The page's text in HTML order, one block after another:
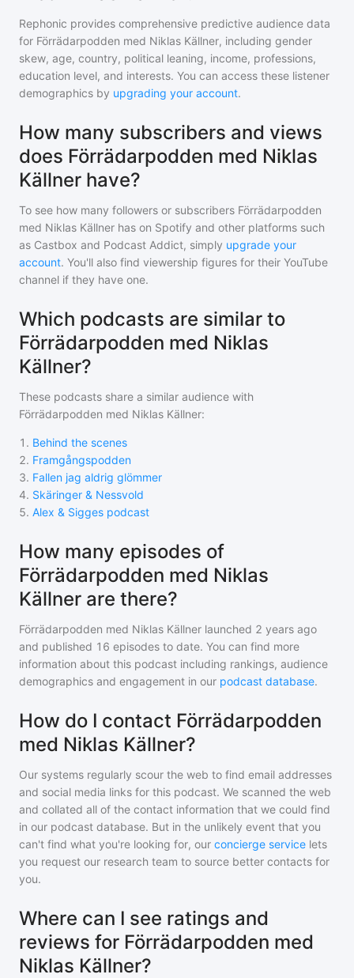
Rephonic provides comprehensive predictive audience data
for Förrädarpodden med Niklas Källner, including gender
skew, age, country, political leaning, income, professions,
education level, and interests. You can access these listener
demographics by upgrading your account.
How many subscribers and views
does Förrädarpodden med Niklas
Källner have?
To see how many followers or subscribers Förrädarpodden
med Niklas Källner has on Spotify and other platforms such
as Castbox and Podcast Addict, simply upgrade your
account. You'll also find viewership figures for their YouTube
channel if they have one.
Which podcasts are similar to
Förrädarpodden med Niklas
Källner?
These podcasts share a similar audience with
Förrädarpodden med Niklas Källner:
1 . Behind the scenes
2. Framgångspodden
3. Fallen jag aldrig glömmer
4. Skäringer & Nessvold
5. Alex & Sigges podcast
How many episodes of
Förrädarpodden med Niklas
Källner are there?
Förrädarpodden med Niklas Källner launched 2 years ago
and published 16 episodes to date. You can find more
information about this podcast including rankings, audience
demographics and engagement in our podcast database.
How do I contact Förrädarpodden
med Niklas Källner?
Our systems regularly scour the web to find email addresses
and social media links for this podcast. We scanned the web
and collated all of the contact information that we could find
in our podcast database. But in the unlikely event that you
can't find what you're looking for, our concierge service lets
you request our research team to source better contacts for
you.
Where can I see ratings and
reviews for Förrädarpodden med
Niklas Källner?